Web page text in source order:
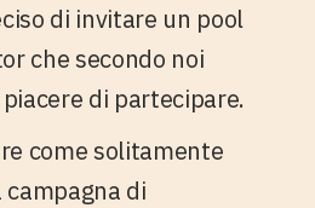
di invitare un pool
che secondo noi
di partecipare.
come solitamente
di